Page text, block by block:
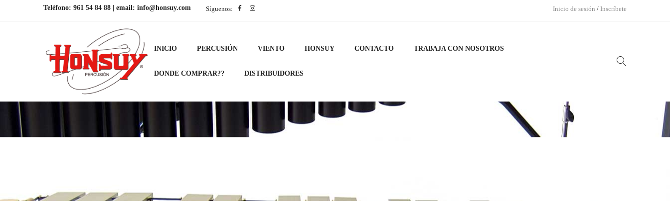
Teléfono: 961 54 84 88 | email: info@honsuy.com Síguenos: Inicio de sesión / Inscríbete
INICIO PERCUSIÓN VIENTO HONSUY CONTACTO TRABAJA CON NOSOTROS
DONDE COMPRAR?? DISTRIBUIDORES